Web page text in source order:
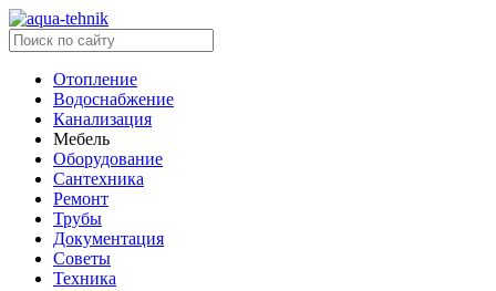
Отопление
Водоснабжение
Канализация
Мебель
Оборудование
Сантехника
Ремонт
Трубы
Документация
Советы
Техника